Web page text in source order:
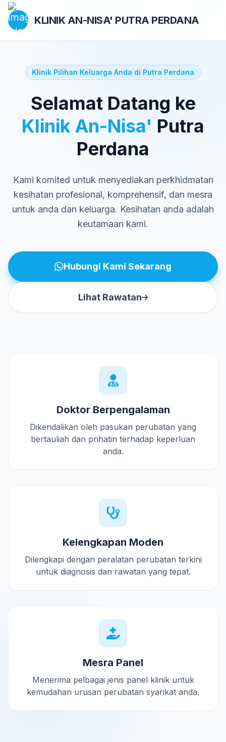
KLINIK AN-NISA' PUTRA PERDANA
Klinik Pilihan Keluarga Anda di Putra Perdana
Selamat Datang ke
Klinik An-Nisa' Putra
Perdana
Kami komited untuk menyediakan perkhidmatan
kesihatan profesional, komprehensif, dan mesra
untuk anda dan keluarga. Kesihatan anda adalah
keutamaan kami.
Hubungi Kami Sekarang
Lihat Rawatan
Doktor Berpengalaman
Dikendalikan oleh pasukan perubatan yang
bertauliah dan prihatin terhadap keperluan
anda.
Kelengkapan Moden
Dilengkapi dengan peralatan perubatan terkini
untuk diagnosis dan rawatan yang tepat.
Mesra Panel
Menerima pelbagai jenis panel klinik untuk
kemudahan urusan perubatan syarikat anda.